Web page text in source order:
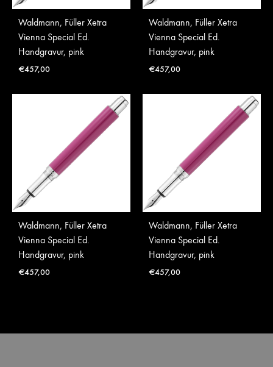
Waldmann, Füller Xetra
Vienna Special Ed.
Handgravur, pink
€457,00
Waldmann, Füller Xetra
Vienna Special Ed.
Handgravur, pink
€457,00
Waldmann, Füller Xetra
Vienna Special Ed.
Handgravur, pink
€457,00
Waldmann, Füller Xetra
Vienna Special Ed.
Handgravur, pink
€457,00